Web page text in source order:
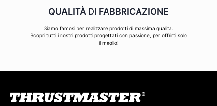
QUALITÀ DI FABBRICAZIONE
Siamo famosi per realizzare prodotti di massima qualità.
Scopri tutti i nostri prodotti progettati con passione, per offrirti solo
il meglio!